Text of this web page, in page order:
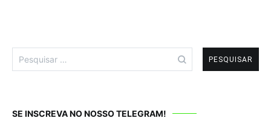
Pesquisar
por:
SE INSCREVA NO NOSSO TELEGRAM!